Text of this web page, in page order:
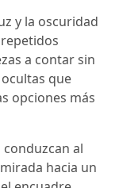
y la oscuridad
a contar sin
que
opciones más
al
hacia un